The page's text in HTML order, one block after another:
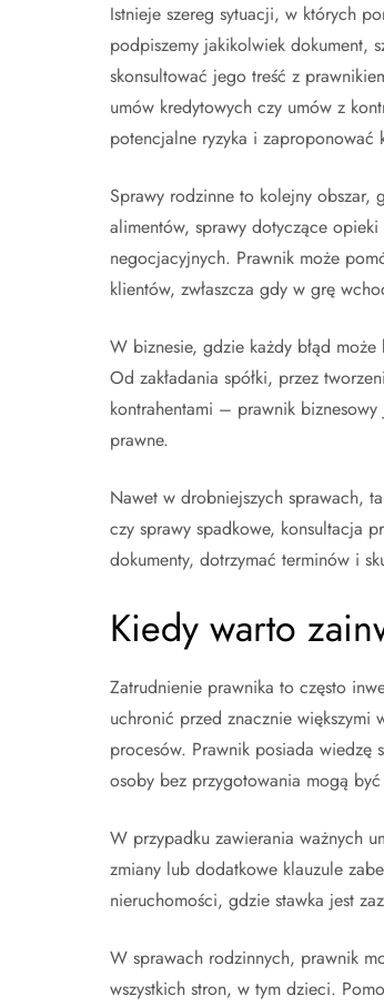
Istnieje szereg sytuacji, w których
podpiszemy jakikolwiek dokument,
skonsultować jego treść z
umów kredytowych czy umów z
potencjalne ryzyka i zaproponować
Sprawy rodzinne to kolejny obszar,
alimentów, sprawy dotyczące
negocjacyjnych. Prawnik może
klientów, zwłaszcza gdy w grę
W biznesie, gdzie każdy błąd
Od zakładania spółki, przez
kontrahentami – prawnik
prawne.
Nawet w drobniejszych sprawach,
czy sprawy spadkowe, konsultacja
dokumenty, dotrzymać terminów i
Kiedy warto
Zatrudnienie prawnika to często
uchronić przed znacznie większymi
procesów. Prawnik posiada wiedzę
osoby bez przygotowania mogą
W przypadku zawierania ważnych
zmiany lub dodatkowe klauzule
nieruchomości, gdzie stawka jest
W sprawach rodzinnych, prawnik
wszystkich stron, w tym dzieci.